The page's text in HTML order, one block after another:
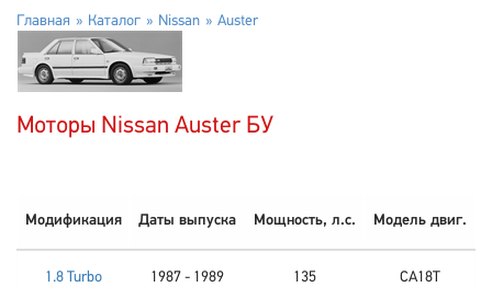
Главная Каталог Nissan Auster
Моторы Nissan Auster БУ
Модификация Даты выпуска Мощность, л.с. Модель двиг.
1.8 Turbo 1987 - 1989 135 CA18T